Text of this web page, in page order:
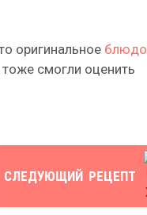
оригинальное блюдо
смогли оценить
СЛЕДУЮЩИЙ РЕЦЕПТ